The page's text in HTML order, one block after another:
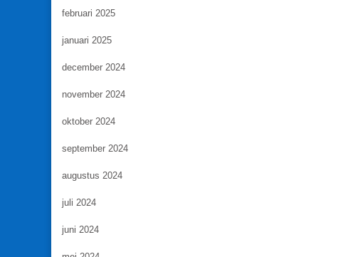
februari 2025
januari 2025
december 2024
november 2024
oktober 2024
september 2024
augustus 2024
juli 2024
juni 2024